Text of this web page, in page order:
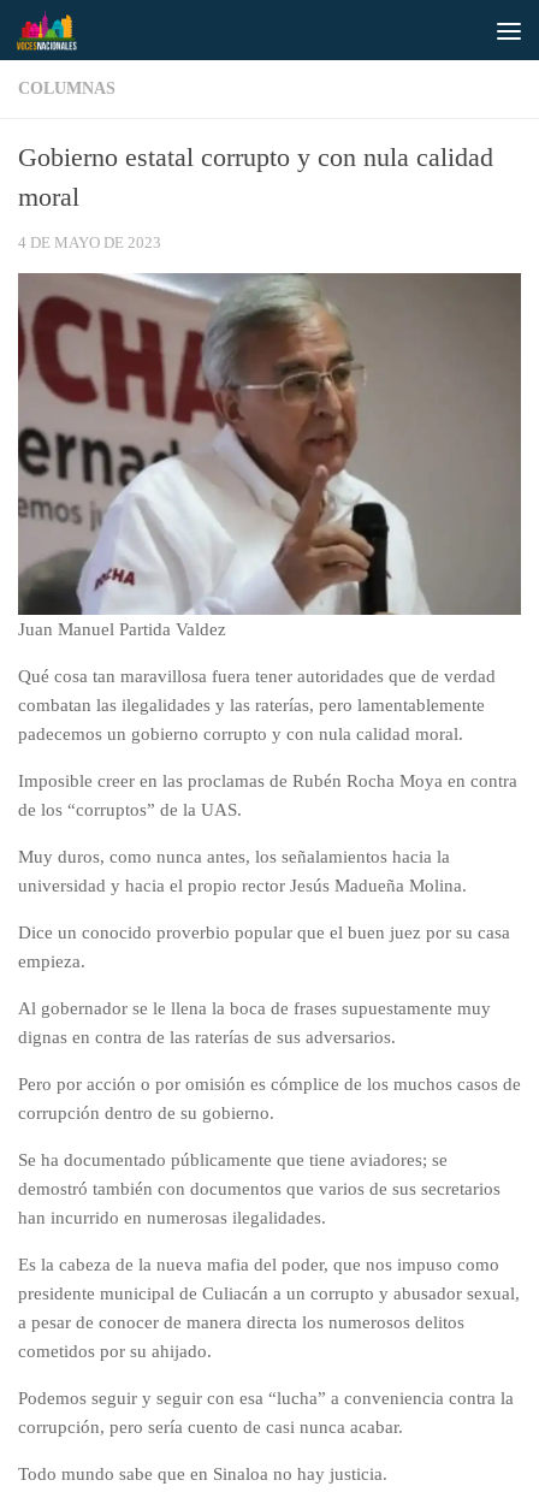
Saltar al contenido
COLUMNAS
Gobierno estatal corrupto y con nula calidad
moral
4 DE MAYO DE 2023
Juan Manuel Partida Valdez
Qué cosa tan maravillosa fuera tener autoridades que de verdad
combatan las ilegalidades y las raterías, pero lamentablemente
padecemos un gobierno corrupto y con nula calidad moral.
Imposible creer en las proclamas de Rubén Rocha Moya en contra
de los “corruptos” de la UAS.
Muy duros, como nunca antes, los señalamientos hacia la
universidad y hacia el propio rector Jesús Madueña Molina.
Dice un conocido proverbio popular que el buen juez por su casa
empieza.
Al gobernador se le llena la boca de frases supuestamente muy
dignas en contra de las raterías de sus adversarios.
Pero por acción o por omisión es cómplice de los muchos casos de
corrupción dentro de su gobierno.
Se ha documentado públicamente que tiene aviadores; se
demostró también con documentos que varios de sus secretarios
han incurrido en numerosas ilegalidades.
Es la cabeza de la nueva mafia del poder, que nos impuso como
presidente municipal de Culiacán a un corrupto y abusador sexual,
a pesar de conocer de manera directa los numerosos delitos
cometidos por su ahijado.
Podemos seguir y seguir con esa “lucha” a conveniencia contra la
corrupción, pero sería cuento de casi nunca acabar.
Todo mundo sabe que en Sinaloa no hay justicia.